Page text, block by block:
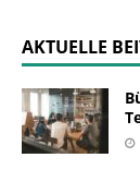
AKTUELLE